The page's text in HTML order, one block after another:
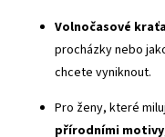
Volnočasové
procházky nebo
chcete vyniknout.
Pro ženy, které
přírodními motivy